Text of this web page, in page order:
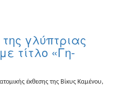
γλύπτριας
τίτλο «Γη-
έκθεσης της Βίκυς Καμένου,